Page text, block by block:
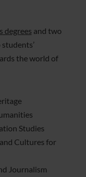
degrees and two
the world of
Studies
Cultures for
Journalism